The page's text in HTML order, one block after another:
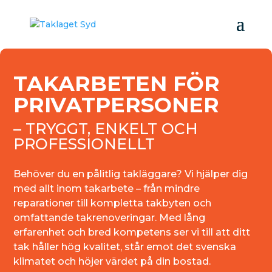
TAKARBETEN FÖR
PRIVATPERSONER
– TRYGGT, ENKELT OCH
PROFESSIONELLT
Behöver du en pålitlig takläggare? Vi hjälper dig
med allt inom takarbete – från mindre
reparationer till kompletta takbyten och
omfattande takrenoveringar. Med lång
erfarenhet och bred kompetens ser vi till att ditt
tak håller hög kvalitet, står emot det svenska
klimatet och höjer värdet på din bostad.